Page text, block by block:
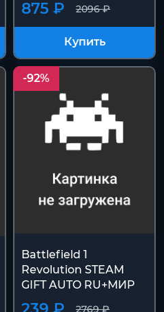
875 ₽
Купить
-92%
Battlefield 1
Revolution STEAM
GIFT AUTO RU+МИР